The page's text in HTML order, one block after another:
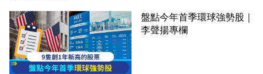
盤點今年首季環球強勢股｜
李聲揚專欄